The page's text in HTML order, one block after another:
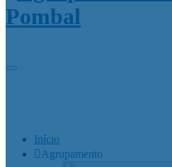
Início
Agrupamento